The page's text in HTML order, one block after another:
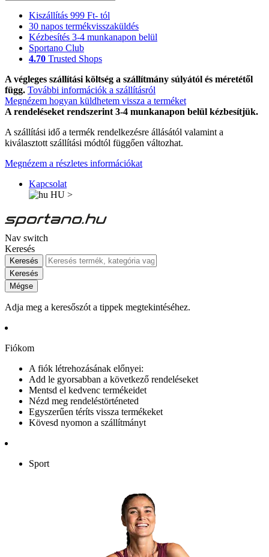
Kiszállítás 999 Ft- tól
30 napos termékvisszaküldés
Kézbesítés 3-4 munkanapon belül
Sportano Club
4.70 Trusted Shops
A végleges szállítási költség a szállítmány súlyától és méretétől
függ. További információk a szállításról
Megnézem hogyan küldhetem vissza a terméket
A rendeléseket rendszerint 3-4 munkanapon belül kézbesítjük.
A szállítási idő a termék rendelkezésre állásától valamint a
kiválasztott szállítási módtól függően változhat.
Megnézem a részletes információkat
Kapcsolat
HU >
Nav switch
Keresés
Keresés
Keresés
Mégse
Adja meg a keresőszót a tippek megtekintéséhez.
Fiókom
A fiók létrehozásának előnyei:
Add le gyorsabban a következő rendeléseket
Mentsd el kedvenc termékeidet
Nézd meg rendeléstörténeted
Egyszerűen téríts vissza termékeket
Kövesd nyomon a szállítmányt
Sport